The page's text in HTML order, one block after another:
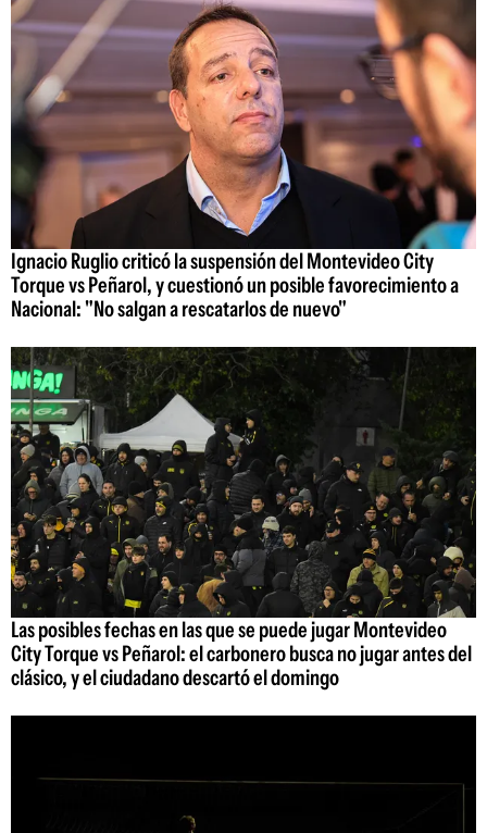
Ignacio Ruglio criticó la suspensión del Montevideo City
Torque vs Peñarol, y cuestionó un posible favorecimiento a
Nacional: "No salgan a rescatarlos de nuevo"
Las posibles fechas en las que se puede jugar Montevideo
City Torque vs Peñarol: el carbonero busca no jugar antes del
clásico, y el ciudadano descartó el domingo